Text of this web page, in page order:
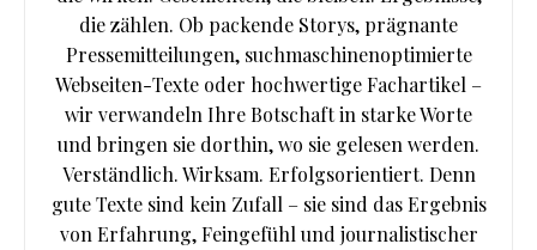
die zählen. Ob packende Storys, prägnante
Pressemitteilungen, suchmaschinenoptimierte
Webseiten-Texte oder hochwertige Fachartikel –
wir verwandeln Ihre Botschaft in starke Worte
und bringen sie dorthin, wo sie gelesen werden.
Verständlich. Wirksam. Erfolgsorientiert. Denn
gute Texte sind kein Zufall – sie sind das Ergebnis
von Erfahrung, Feingefühl und journalistischer